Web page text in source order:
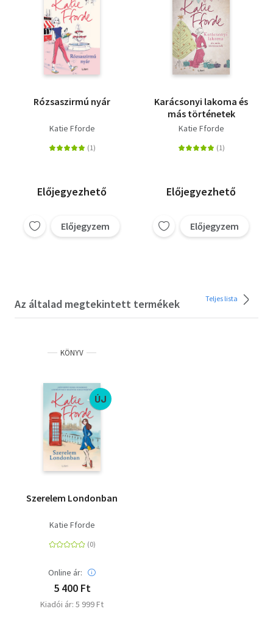
Rózsaszirmú nyár
Katie Fforde
Előjegyezhető
Előjegyzem
Karácsonyi lakoma és
más történetek
Katie Fforde
Előjegyezhető
Előjegyzem
Az általad megtekintett termékek Teljes lista
KÖNYV
ÚJ
Szerelem Londonban
Katie Fforde
Online ár:
5 400 Ft
Kiadói ár: 5 999 Ft